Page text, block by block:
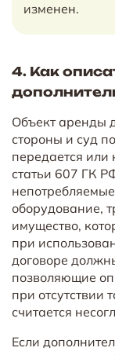
изменен.
4. Как
Объект аренды
стороны и суд
передается или
статьи 607 ГК
оборудование,
имущество,
при
договоре
позволяющие
при отсутствии
считается
Если